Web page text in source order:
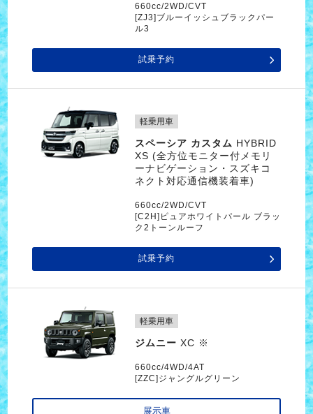
660cc/2WD/CVT
[ZJ3]ブルーイッシュブラックパー
ル3
試乗予約
軽乗用車
スペーシア カスタム HYBRID
XS (全方位モニター付メモリ
ーナビゲーション・スズキコ
ネクト対応通信機装着車)
660cc/2WD/CVT
[C2H]ピュアホワイトパール ブラッ
ク2トーンルーフ
試乗予約
軽乗用車
ジムニー XC ※
660cc/4WD/4AT
[ZZC]ジャングルグリーン
展示車